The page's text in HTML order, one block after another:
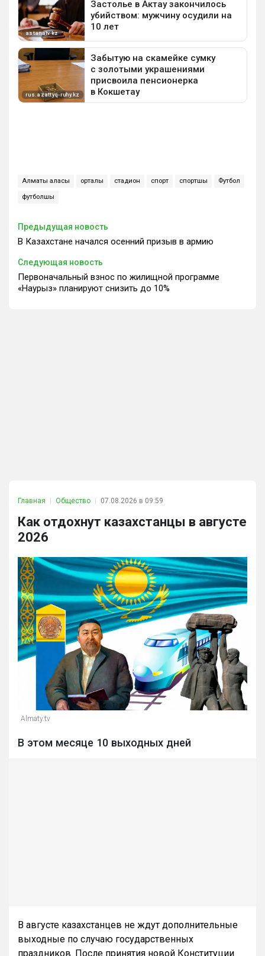
Алматы қаласы орталық стадион спорт спортшы Футбол
футболшы
Предыдущая новость
В Казахстане начался осенний призыв в армию
Следующая новость
Первоначальный взнос по жилищной программе
«Наурыз» планируют снизить до 10%
Главная Общество 07.08.2026 в 09:59
Как отдохнут казахстанцы в августе
2026
Almaty.tv
В этом месяце 10 выходных дней
В августе казахстанцев не ждут дополнительные
выходные по случаю государственных
праздников. После принятия новой Конституции